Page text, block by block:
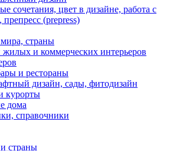
сочетания, цвет в дизайне, работа с
препресс (prepress)
страны
жилых и коммерческих интерьеров
и рестораны
дизайн, сады, фитодизайн
курорты
дома
справочники
страны